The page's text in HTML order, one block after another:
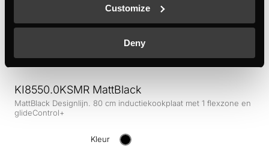
Customize
Deny
KI8550.0KSMR MattBlack
MattBlack Designlijn. 80 cm inductiekookplaat met 1 flexzone en
glideControl+
Kleur